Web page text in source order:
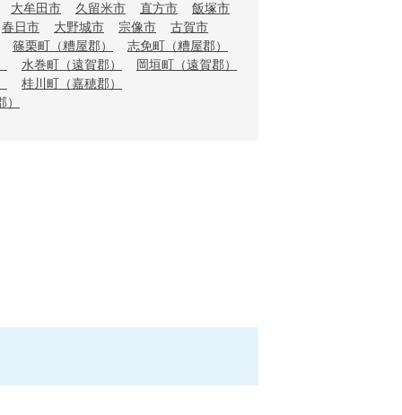
大牟田市
久留米市 直方市
飯塚市
春日市
大野城市 宗像市
古賀市
篠栗町（糟屋郡）
志免町（糟屋郡）
水巻町（遠賀郡）
岡垣町（遠賀郡）
桂川町（嘉穂郡）